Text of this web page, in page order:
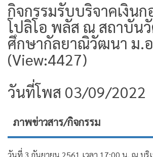
กิจกรรมรับบริจาคเงิน
โปลิโอ​ พลัส ณ​ สถาบัน
ศึกษากัลยาณิวัฒนา​ ม.
(View:4427)
วันที่โพส 03/09/2022
ภาพข่าวสาร/กิจกรรม
วันที่ 3 กันยายน 2561 เวลา 17:00 น. ณ​ บริ